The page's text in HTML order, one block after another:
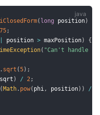
( long position)
75 ;
position > maxPosition)
{
( "Can't handle
. sqrt (5) ;
sqrt ) / 2 ;
(Math . pow( phi , position) ) /